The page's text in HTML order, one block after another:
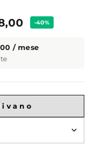
-40%
/ mese